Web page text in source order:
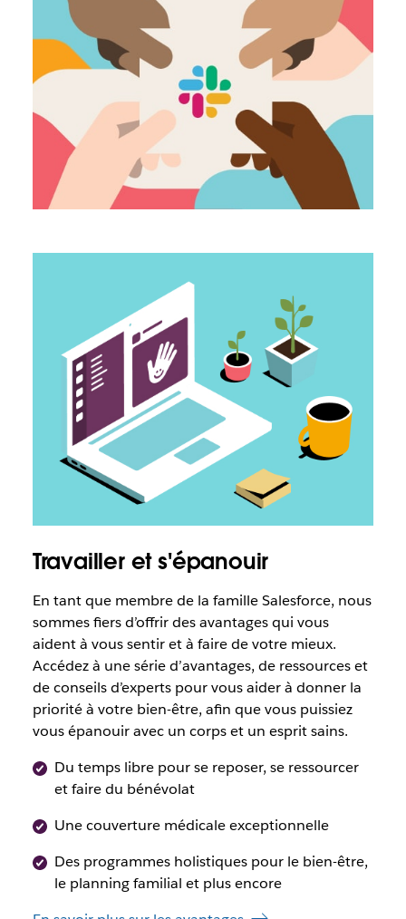
Travailler et s'épanouir
En tant que membre de la famille Salesforce, nous
sommes fiers d’offrir des avantages qui vous
aident à vous sentir et à faire de votre mieux.
Accédez à une série d’avantages, de ressources et
de conseils d’experts pour vous aider à donner la
priorité à votre bien-être, afin que vous puissiez
vous épanouir avec un corps et un esprit sains.
Du temps libre pour se reposer, se ressourcer
et faire du bénévolat
Une couverture médicale exceptionnelle
Des programmes holistiques pour le bien-être,
le planning familial et plus encore